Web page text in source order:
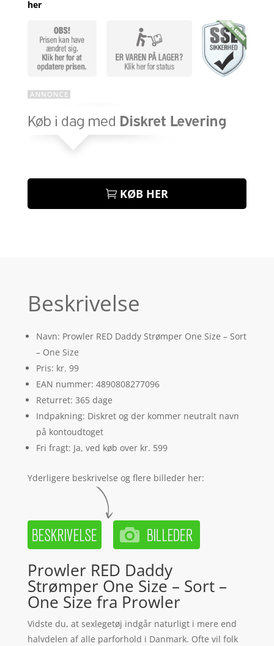
her
KØB HER
Beskrivelse
Navn: Prowler RED Daddy Strømper One Size – Sort
– One Size
Pris: kr. 99
EAN nummer: 4890808277096
Returret: 365 dage
Indpakning: Diskret og der kommer neutralt navn
på kontoudtoget
Fri fragt: Ja, ved køb over kr. 599
Yderligere beskrivelse og flere billeder her:
Prowler RED Daddy
Strømper One Size – Sort –
One Size fra Prowler
Vidste du, at sexlegetøj indgår naturligt i mere end
halvdelen af alle parforhold i Danmark. Ofte vil folk